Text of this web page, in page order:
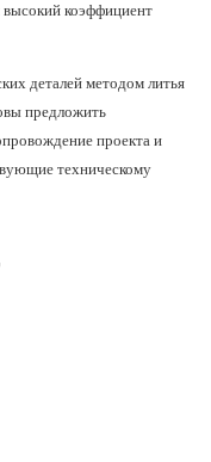
высокий коэффициент
деталей методом литья
предложить
проекта и
техническому